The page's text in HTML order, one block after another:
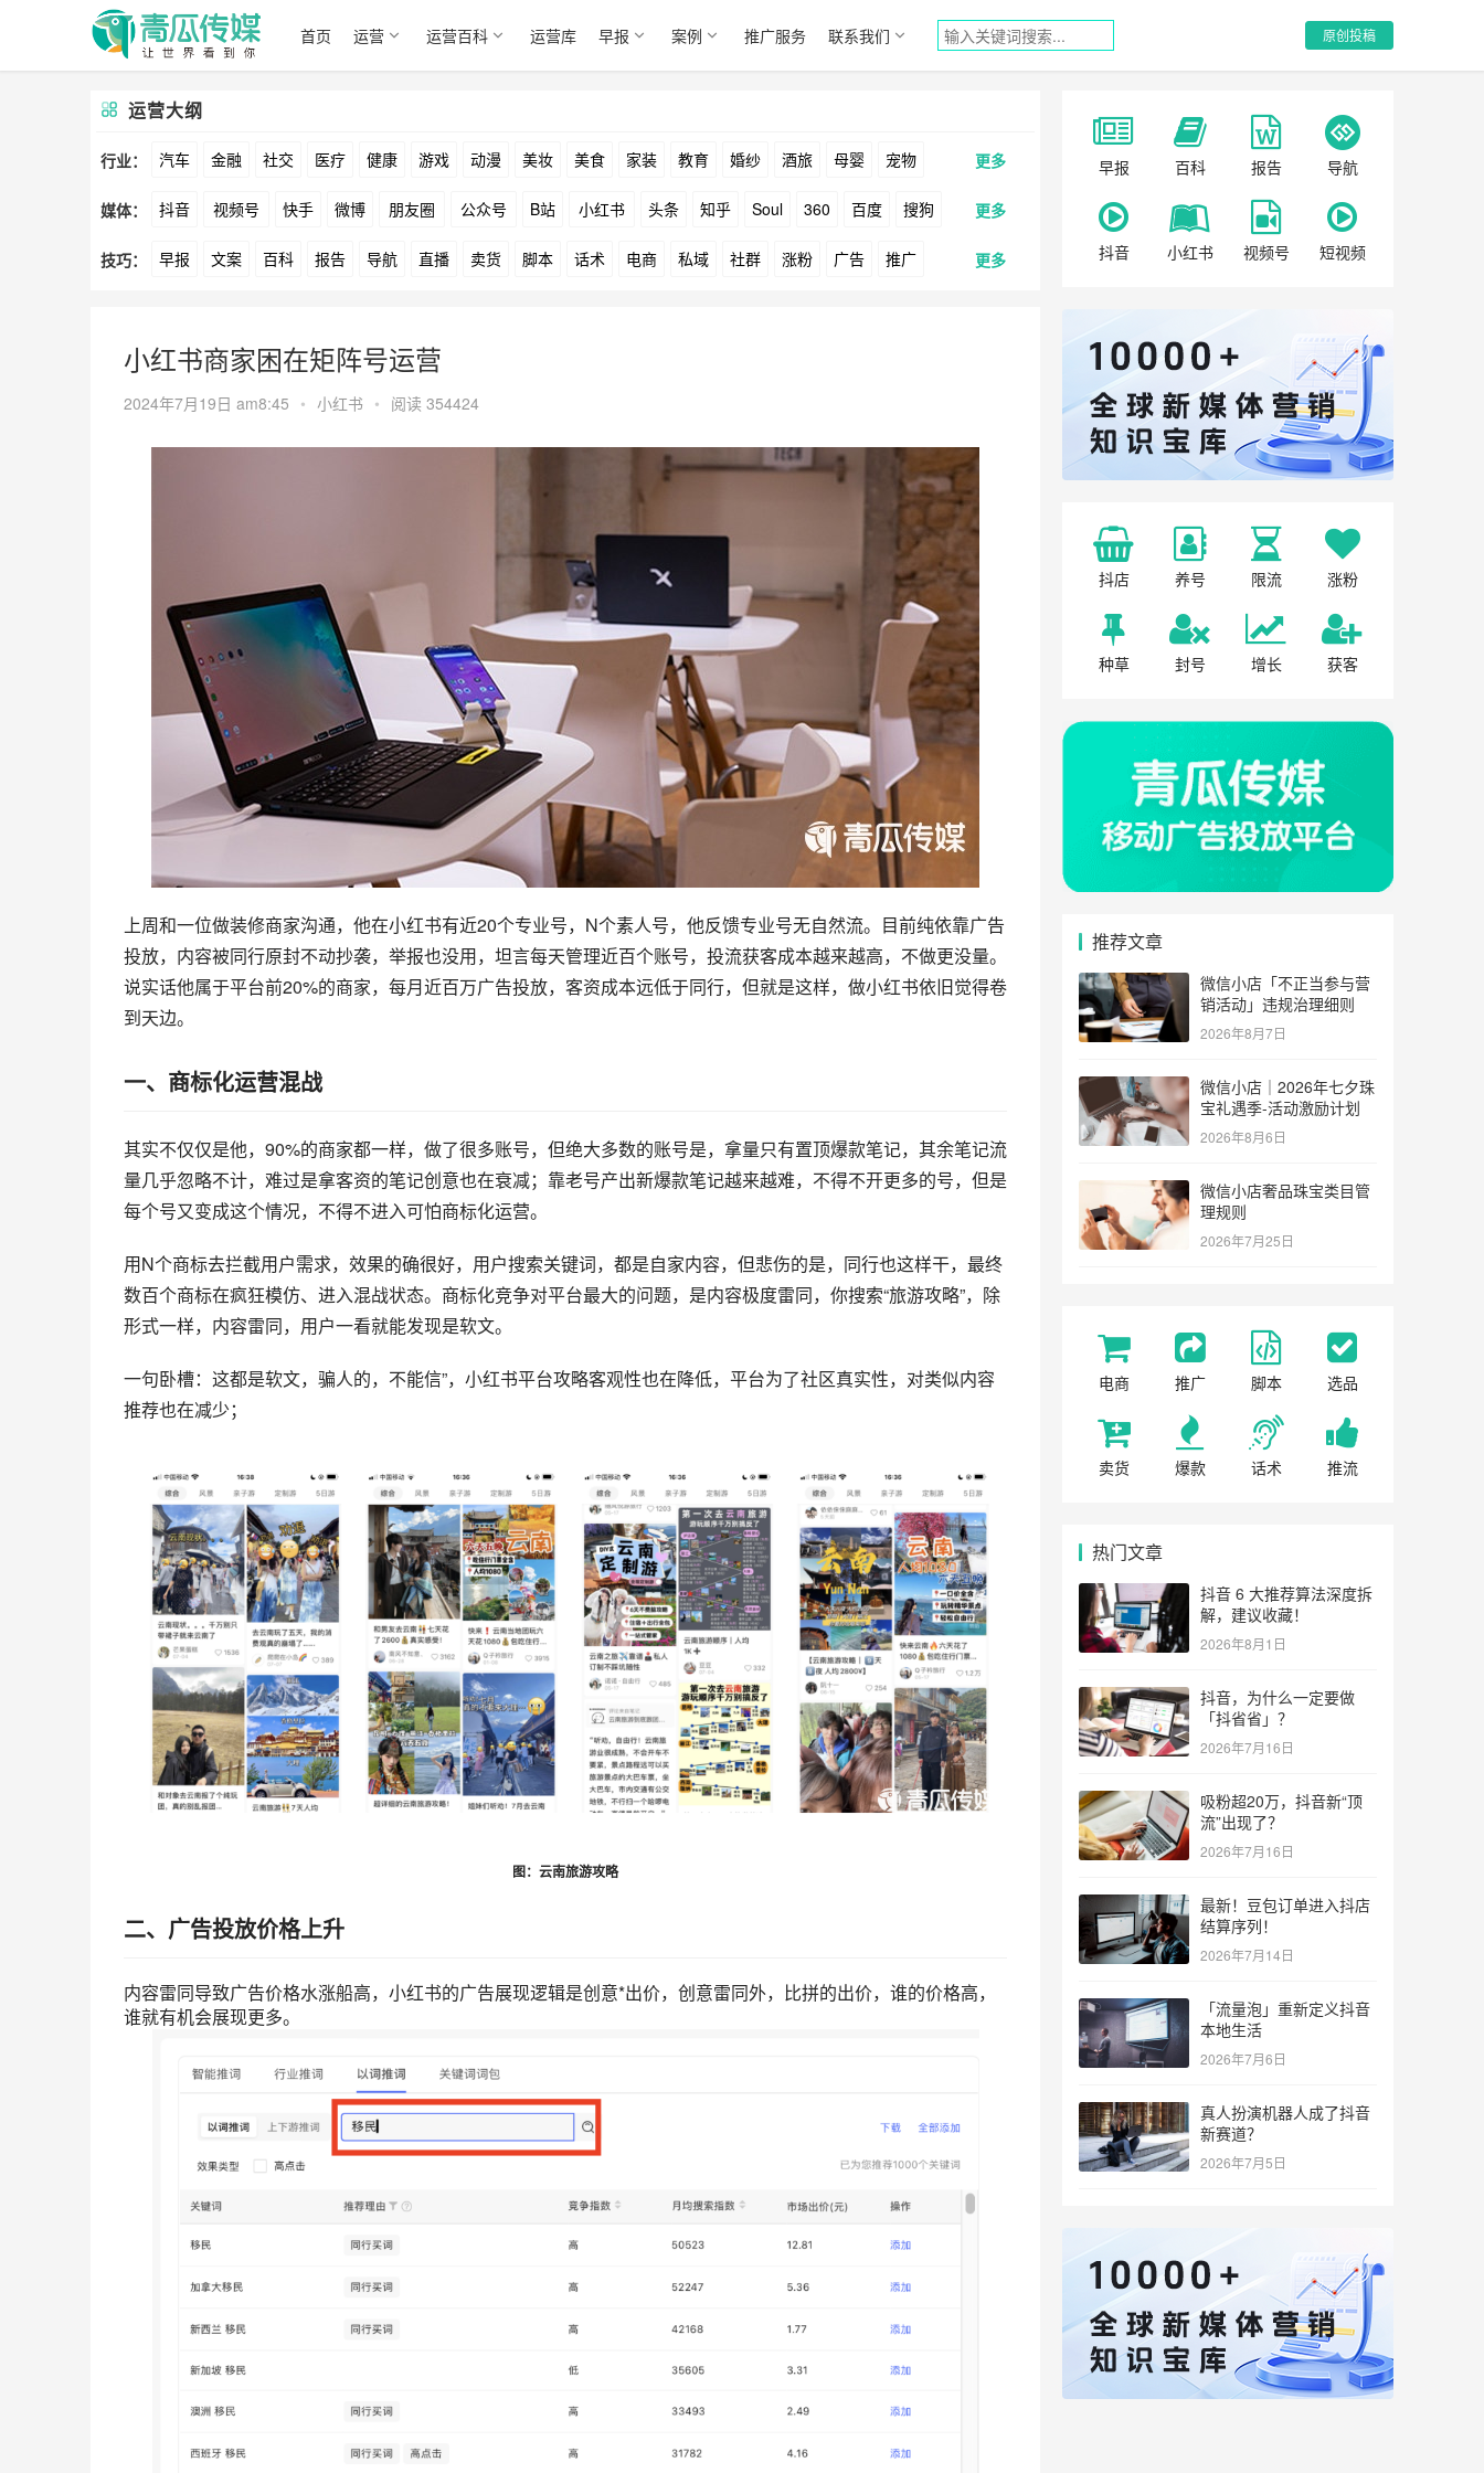
首页 运营 运营百科 运营库 早报 案例 推广服务 联系我们 原创投稿
运营大纲
行业： 汽车 金融 社交 医疗 健康 游戏 动漫 美妆 美食 家装 教育 婚纱 酒旅 母婴 宠物
文娱 跨境 科技 广告 元宇宙 房地产
更多
媒体： 抖音 视频号 快手 微博 朋友圈 公众号 B站 小红书 头条 知乎 Soul 360 百度 搜狗
爱奇艺 美柚 美图 最右 神马 谷歌 Facebook Tiktok YouTube Yahoo Bing
更多
技巧： 早报 文案 百科 报告 导航 直播 卖货 脚本 话术 电商 私域 社群 涨粉 广告 推广 更多
小红书商家困在矩阵号运营
2024年7月19日 am8:45 • 小红书 • 阅读 354424
上周和一位做装修商家沟通，他在小红书有近20个专业号，N个素人号，他反馈专业号无自然流。目前纯依靠广告
投放，内容被同行原封不动抄袭，举报也没用，坦言每天管理近百个账号，投流获客成本越来越高，不做更没量。
说实话他属于平台前20%的商家，每月近百万广告投放，客资成本远低于同行，但就是这样，做小红书依旧觉得卷
到天边。
一、商标化运营混战
其实不仅仅是他，90%的商家都一样，做了很多账号，但绝大多数的账号是，拿量只有置顶爆款笔记，其余笔记流
量几乎忽略不计，难过是拿客资的笔记创意也在衰减；靠老号产出新爆款笔记越来越难，不得不开更多的号，但是
每个号又变成这个情况，不得不进入可怕商标化运营。‍
用N个商标去拦截用户需求，效果的确很好，用户搜索关键词，都是自家内容，但悲伤的是，同行也这样干，最终
数百个商标在疯狂模仿、进入混战状态。商标化竞争对平台最大的问题，是内容极度雷同，你搜索“旅游攻略”，除
形式一样，内容雷同，用户一看就能发现是软文。
一句卧槽：这都是软文，骗人的，不能信”，小红书平台攻略客观性也在降低，平台为了社区真实性，对类似内容
推荐也在减少；‍‍‍‍‍‍‍‍‍‍‍‍‍‍‍‍‍
图：云南旅游攻略
二、广告投放价格上升‍‍‍‍‍‍‍‍
内容雷同导致广告价格水涨船高，小红书的广告展现逻辑是创意*出价，创意雷同外，比拼的出价，谁的价格高，
谁就有机会展现更多。‍‍
早报 百科 报告 导航
抖音 小红书 视频号 短视频
抖店 养号 限流 涨粉
种草 封号 增长 获客
推荐文章
微信小店「不正当参与营
销活动」违规治理细则
2026年8月7日
微信小店｜2026年七夕珠
宝礼遇季-活动激励计划
2026年8月6日
微信小店奢品珠宝类目管
理规则
2026年7月25日
电商 推广 脚本 选品
卖货 爆款 话术 推流
热门文章
抖音 6 大推荐算法深度拆
解，建议收藏！
2026年8月1日
抖音，为什么一定要做
「抖省省」？
2026年7月16日
吸粉超20万，抖音新“顶
流”出现了？
2026年7月16日
最新！豆包订单进入抖店
结算序列！
2026年7月14日
「流量泡」重新定义抖音
本地生活
2026年7月6日
真人扮演机器人成了抖音
新赛道？
2026年7月5日